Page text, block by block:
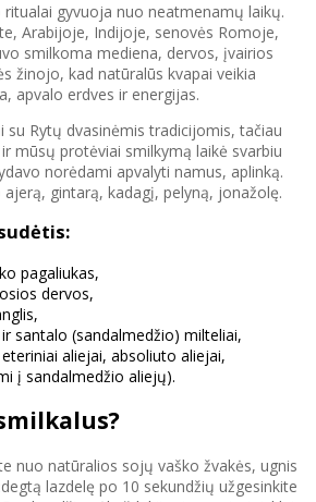
gyvuoja nuo neatmenamų laikų.
Arabijoje, Indijoje, senovės Romoje,
smilkoma mediena, dervos, įvairios
žinojo, kad natūralūs kvapai veikia
apvalo erdves ir energijas.
su Rytų dvasinėmis tradicijomis, tačiau
mūsų protėviai smilkymą laikė svarbiu
norėdami apvalyti namus, aplinką.
gintarą, kadagį, pelyną, jonažolę.
pagaliukas,
dervos,
santalo (sandalmedžio) milteliai,
aliejai, absoliuto aliejai,
į sandalmedžio aliejų).
nuo natūralios sojų vaško žvakės, ugnis
lazdelę po 10 sekundžių užgesinkite